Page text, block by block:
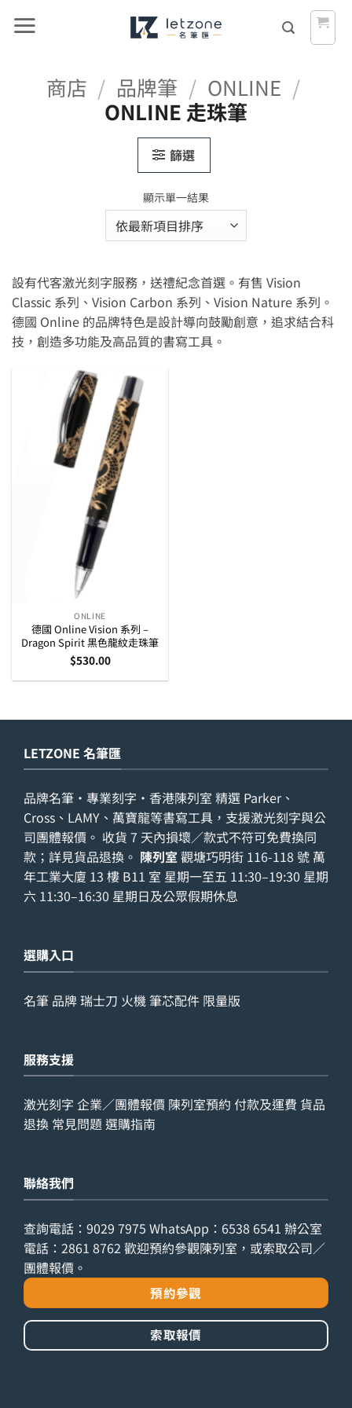
商店 / 品牌筆 / ONLINE /
ONLINE 走珠筆
篩選
顯示單一結果
設有代客激光刻字服務，送禮紀念首選。有售 Vision
Classic 系列、Vision Carbon 系列、Vision Nature 系列。
德國 Online 的品牌特色是設計導向鼓勵創意，追求結合科
技，創造多功能及高品質的書寫工具。
ONLINE
德國 Online Vision 系列 –
Dragon Spirit 黑色龍紋走珠筆
$530.00
LETZONE 名筆匯
品牌名筆・專業刻字・香港陳列室 精選 Parker、
Cross、LAMY、萬寶龍等書寫工具，支援激光刻字與公
司團體報價。 收貨 7 天內損壞／款式不符可免費換同
款；詳見貨品退換 。 陳列室 觀塘巧明街 116-118 號 萬
年工業大廈 13 樓 B11 室 星期一至五 11:30–19:30 星期
六 11:30–16:30 星期日及公眾假期休息
選購入口
名筆 品牌瑞士刀 火機 筆芯配件 限量版
服務支援
激光刻字 企業／團體報價 陳列室預約 付款及運費 貨品
退換 常見問題 選購指南
聯絡我們
查詢電話： 9029 7975 WhatsApp： 6538 6541 辦公室
電話： 2861 8762 歡迎預約參觀陳列室，或索取公司／
團體報價。
預約參觀
索取報價